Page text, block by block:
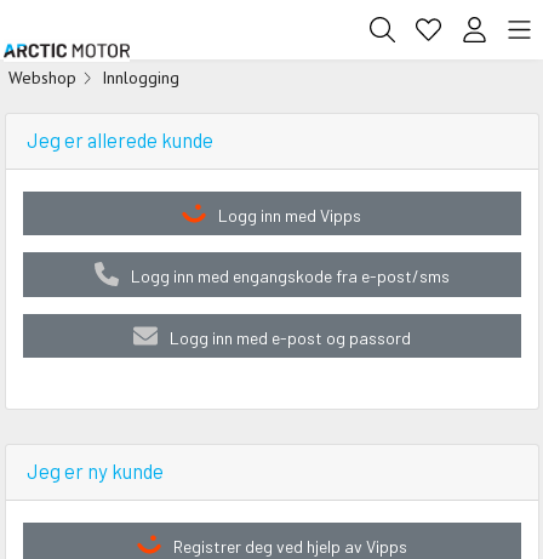
Webshop Innlogging
Jeg er allerede kunde
Logg inn med Vipps
Logg inn med engangskode fra e-post/sms
Logg inn med e-post og passord
Jeg er ny kunde
Registrer deg ved hjelp av Vipps